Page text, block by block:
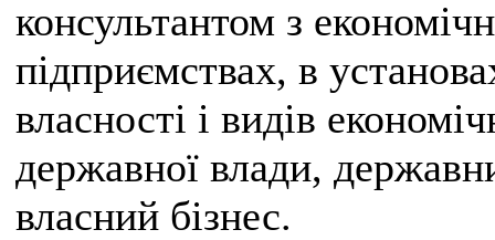
консультантом з
підприємствах, в
власності і видів
державної влади,
власний бізнес.